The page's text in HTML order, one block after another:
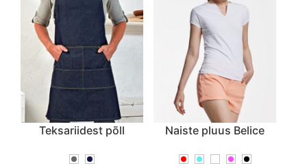
Teksariidest põll Naiste pluus Belice